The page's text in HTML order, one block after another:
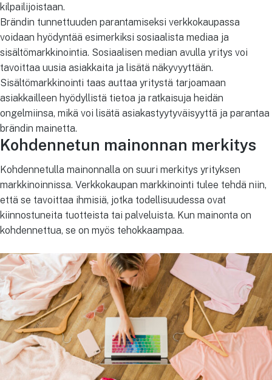
kilpailijoistaan.
Brändin tunnettuuden parantamiseksi verkkokaupassa
voidaan hyödyntää esimerkiksi sosiaalista mediaa ja
sisältömarkkinointia. Sosiaalisen median avulla yritys voi
tavoittaa uusia asiakkaita ja lisätä näkyvyyttään.
Sisältömarkkinointi taas auttaa yritystä tarjoamaan
asiakkailleen hyödyllistä tietoa ja ratkaisuja heidän
ongelmiinsa, mikä voi lisätä asiakastyytyväisyyttä ja parantaa
brändin mainetta.
Kohdennetun mainonnan merkitys
Kohdennetulla mainonnalla on suuri merkitys yrityksen
markkinoinnissa. Verkkokaupan markkinointi tulee tehdä niin,
että se tavoittaa ihmisiä, jotka todellisuudessa ovat
kiinnostuneita tuotteista tai palveluista. Kun mainonta on
kohdennettua, se on myös tehokkaampaa.